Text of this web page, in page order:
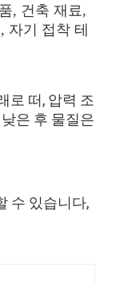
, 건축 재료,
자기 접착 테
로 떠, 압력 조
은 후 물질은
수 있습니다,